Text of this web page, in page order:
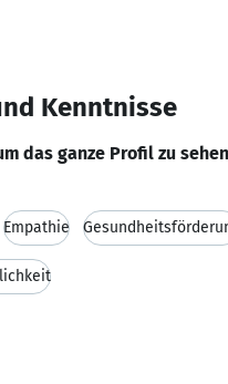
Kenntnisse
das ganze Profil zu
Empathie